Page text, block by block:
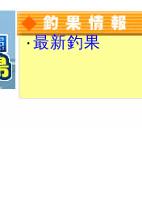
・ 最 新 釣 果